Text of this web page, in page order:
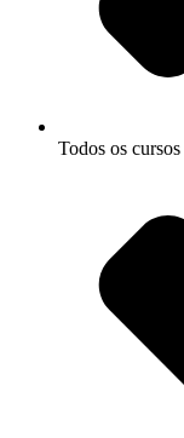
Todos os cursos